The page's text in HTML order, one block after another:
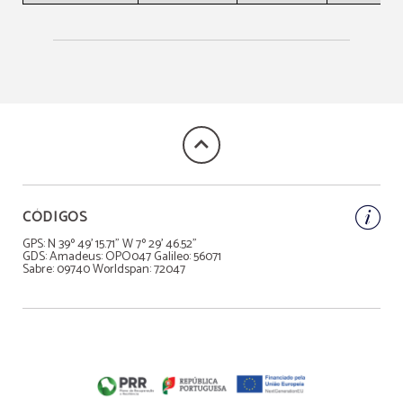
CÓDIGOS
GPS: N 39º 49' 15.71" W 7º 29' 46.52"
GDS: Amadeus: OPO047 Galileo: 56071
Sabre: 09740 Worldspan: 72047